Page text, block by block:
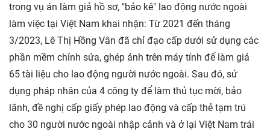
trong vụ án làm giả hồ sơ, "bảo kê" lao động nước ngoài
làm việc tại Việt Nam khai nhận: Từ 2021 đến tháng
3/2023, Lê Thị Hồng Vân đã chỉ đạo cấp dưới sử dụng các
phần mềm chỉnh sửa, ghép ảnh trên máy tính để làm giả
65 tài liệu cho lao động người nước ngoài. Sau đó, sử
dụng pháp nhân của 4 công ty để làm thủ tục mời, bảo
lãnh, đề nghị cấp giấy phép lao động và cấp thẻ tạm trú
cho 30 người nước ngoài nhập cảnh và ở lại Việt Nam trái